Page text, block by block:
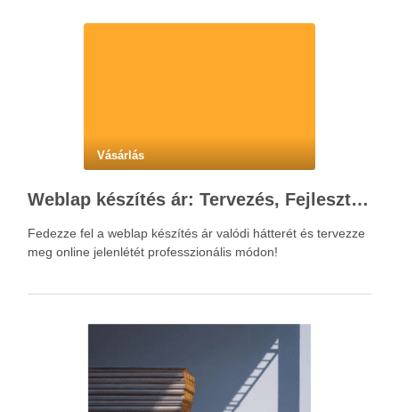
Vásárlás
Weblap készítés ár: Tervezés, Fejlesztés, Beruházás Lépésről Lépésre
Fedezze fel a weblap készítés ár valódi hátterét és tervezze
meg online jelenlétét professzionális módon!